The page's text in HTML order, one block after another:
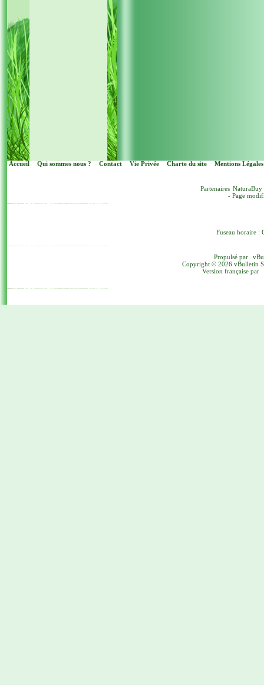
Accueil Qui sommes nous ? Contact Vie Privée Charte du site Mentions Légales
Partenaires NaturaBuy
- Page
Fuseau horaire :
Propulsé par
Copyright © 2026 vBulletin
Version française par